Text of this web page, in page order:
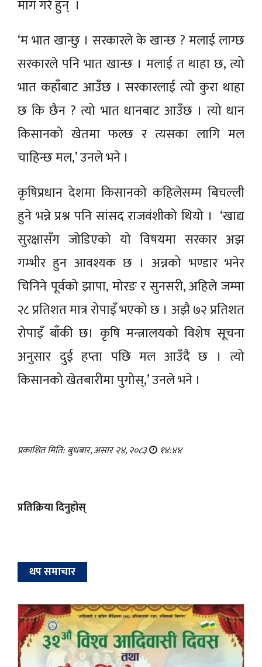
माग गरे हुन् ।
‘म भात खान्छु । सरकारले के खान्छ ? मलाई लाग्छ
सरकारले पनि भात खान्छ । मलाई त थाहा छ, त्यो
भात कहाँबाट आउँछ । सरकारलाई त्यो कुरा थाहा
छ कि छैन ? त्यो भात धानबाट आउँछ । त्यो धान
किसानको खेतमा फल्छ र त्यसका लागि मल
चाहिन्छ मल,’ उनले भने ।
कृषिप्रधान देशमा किसानको कहिलेसम्म बिचल्ली
हुने भन्ने प्रश्न पनि सांसद राजवंशीको थियो । ‘खाद्य
सुरक्षासँग जोडिएको यो विषयमा सरकार अझ
गम्भीर हुन आवश्यक छ । अन्नको भण्डार भनेर
चिनिने पूर्वको झापा, मोरङ र सुनसरी, अहिले जम्मा
२८ प्रतिशत मात्र रोपाइँ भएको छ । अझै ७२ प्रतिशत
रोपाइँ बाँकी छ। कृषि मन्त्रालयको विशेष सूचना
अनुसार दुई हप्ता पछि मल आउँदै छ । त्यो
किसानको खेतबारीमा पुगोस्,’ उनले भने ।
प्रकाशित मिति: बुधबार, असार २४, २०८३ १४:४४
प्रतिक्रिया दिनुहोस्
थप समाचार